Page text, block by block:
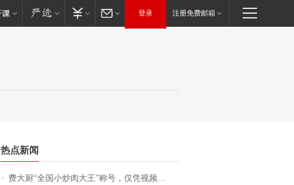
登录 注册免费邮箱
热点新闻
费大厨“全国小炒肉大王”称号，仅凭视频评出？中国烹饪协会回应